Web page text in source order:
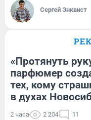
Сергей Энквист
«Протянуть
парфюмер
тех, кому
в духах
2 часа 2 204 11